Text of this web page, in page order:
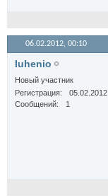
06.02.2012, 00:10
Iuhenio
Новый участник
Регистрация
05.02.2012
Сообщений
1